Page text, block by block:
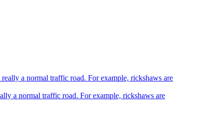
a normal traffic road. For example, rickshaws are